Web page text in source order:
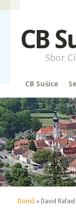
CB
Sbor
CB Sušice
Jste zde
Domů » David Rafael